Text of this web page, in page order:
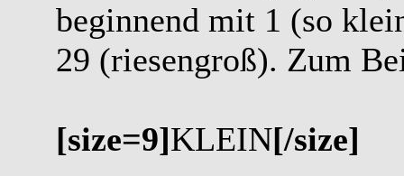
beginnend mit 1 (so
29 (riesengroß). Zum
[size=9]KLEIN[/size]